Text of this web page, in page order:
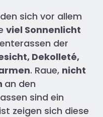
sich vor allem
viel Sonnenlicht
der
Dekolleté,
. Raue, nicht
an den
sind ein
zeigen sich diese